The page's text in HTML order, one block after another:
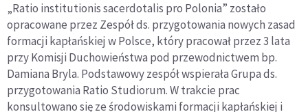
„Ratio institutionis sacerdotalis pro Polonia” zostało
opracowane przez Zespół ds. przygotowania nowych zasad
formacji kapłańskiej w Polsce, który pracował przez 3 lata
przy Komisji Duchowieństwa pod przewodnictwem bp.
Damiana Bryla. Podstawowy zespół wspierała Grupa ds.
przygotowania Ratio Studiorum. W trakcie prac
konsultowano się ze środowiskami formacji kapłańskiej i